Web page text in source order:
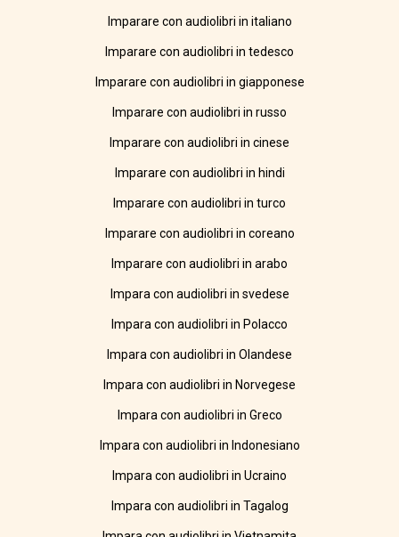
Imparare con audiolibri in italiano
Imparare con audiolibri in tedesco
Imparare con audiolibri in giapponese
Imparare con audiolibri in russo
Imparare con audiolibri in cinese
Imparare con audiolibri in hindi
Imparare con audiolibri in turco
Imparare con audiolibri in coreano
Imparare con audiolibri in arabo
Impara con audiolibri in svedese
Impara con audiolibri in Polacco
Impara con audiolibri in Olandese
Impara con audiolibri in Norvegese
Impara con audiolibri in Greco
Impara con audiolibri in Indonesiano
Impara con audiolibri in Ucraino
Impara con audiolibri in Tagalog